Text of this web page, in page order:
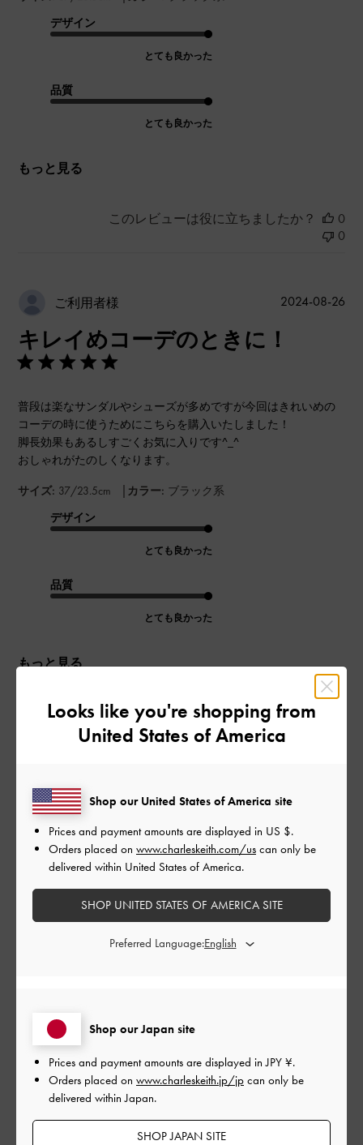
デザイン
とても良かった
品質
とても良かった
もっと見る
このレビューは役に立ちましたか？
0
0
ご利用者様
キレイめコーデのときに！
普段は楽なサンダルやシューズが多めですが今回はきれいめの
コーデの時に使うためにこちらを購入いたしました！
脚長効果もあるしすごくお気に入りです^_^
おしゃれがたのしくなります。
サイズ: 37/23.5cm | カラー: ブラック系
デザイン
とても良かった
品質
とても良かった
もっと見る
公
2024-08-26
このレビューは役に立ちましたか？
ご利用者様
meさんのレビュー
長時間履いても靴擦れしづらいのでよかったです。ヒールの高
さもちょうどいいです。
37/23.5cm |カラー: ブラック系
品質
とても良かった
もっと見る
2024-08-26
Looks like you're shopping from
United States of America
Shop our Japan site
Prices and payment amounts are displayed inJPY ¥.
Orders placed on www.charleskeith.jp/jp can only be
delivered within Japan.
SHOP JAPAN SITE
Shop our United States of America site
Prices and payment amounts are displayed in US $.
Orders placed on www.charleskeith.com/us can only be
delivered within United States of America.
SHOP UNITED STATES OF AMERICA SITE
Preferred Language: